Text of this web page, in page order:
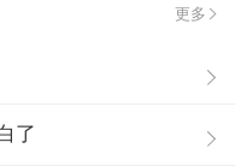
更多
了